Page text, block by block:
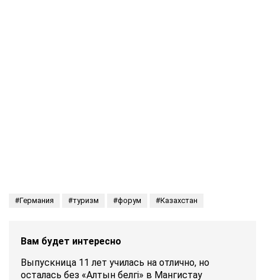
Германия туризм форум Казахстан
Вам будет интересно
Выпускница 11 лет училась на отлично, но
осталась без «Алтын белгі» в Мангистау